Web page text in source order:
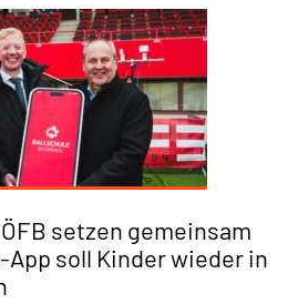
setzen gemeinsam
soll Kinder wieder in